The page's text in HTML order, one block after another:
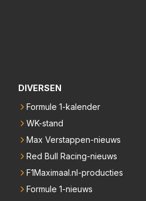
DIVERSEN
Formule 1-kalender
WK-stand
Max Verstappen-nieuws
Red Bull Racing-nieuws
F1Maximaal.nl-producties
Formule 1-nieuws